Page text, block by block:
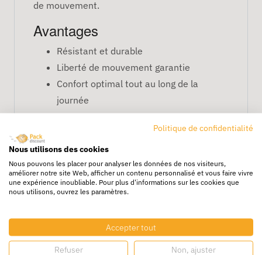
de mouvement.
Avantages
Résistant et durable
Liberté de mouvement garantie
Confort optimal tout au long de la
journée
FAQ – Pantalon de travail L
Peut-on l’utiliser pour un usage intensif ?
Oui, il est conçu pour résister aux contraintes
des travaux intensifs.
Oui, il offre une coupe généreuse pour plus de
confort.
Politique de confidentialité
Nous utilisons des cookies
Nous pouvons les placer pour analyser les données de nos visiteurs,
améliorer notre site Web, afficher un contenu personnalisé et vous faire vivre
une expérience inoubliable. Pour plus d'informations sur les cookies que
nous utilisons, ouvrez les paramètres.
Accepter tout
Refuser Non, ajuster